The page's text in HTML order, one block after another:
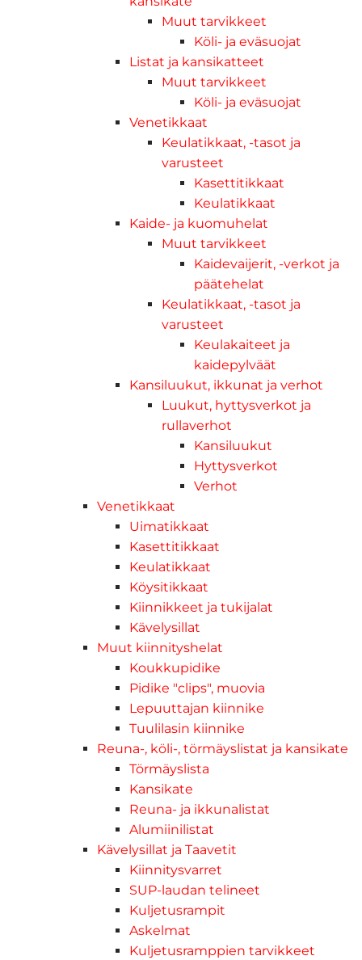
Muut tarvikkeet
Köli- ja eväsuojat
Listat ja kansikatteet
Muut tarvikkeet
Köli- ja eväsuojat
Venetikkaat
Keulatikkaat, -tasot ja
varusteet
Kasettitikkaat
Keulatikkaat
Kaide- ja kuomuhelat
Muut tarvikkeet
Kaidevaijerit, -verkot ja
päätehelat
Keulatikkaat, -tasot ja
varusteet
Keulakaiteet ja
kaidepylväät
Kansiluukut, ikkunat ja verhot
Luukut, hyttysverkot ja
rullaverhot
Kansiluukut
Hyttysverkot
Verhot
Venetikkaat
Uimatikkaat
Kasettitikkaat
Keulatikkaat
Köysitikkaat
Kiinnikkeet ja tukijalat
Kävelysillat
Muut kiinnityshelat
Koukkupidike
Pidike "clips", muovia
Lepuuttajan kiinnike
Tuulilasin kiinnike
Reuna-, köli-, törmäyslistat ja kansikate
Törmäyslista
Kansikate
Reuna- ja ikkunalistat
Alumiinilistat
Kävelysillat ja Taavetit
Kiinnitysvarret
SUP-laudan telineet
Kuljetusrampit
Askelmat
Kuljetusramppien tarvikkeet